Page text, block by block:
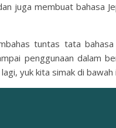
juga membuat bahasa
tuntas tata bahasa
penggunaan dalam
yuk kita simak di bawah